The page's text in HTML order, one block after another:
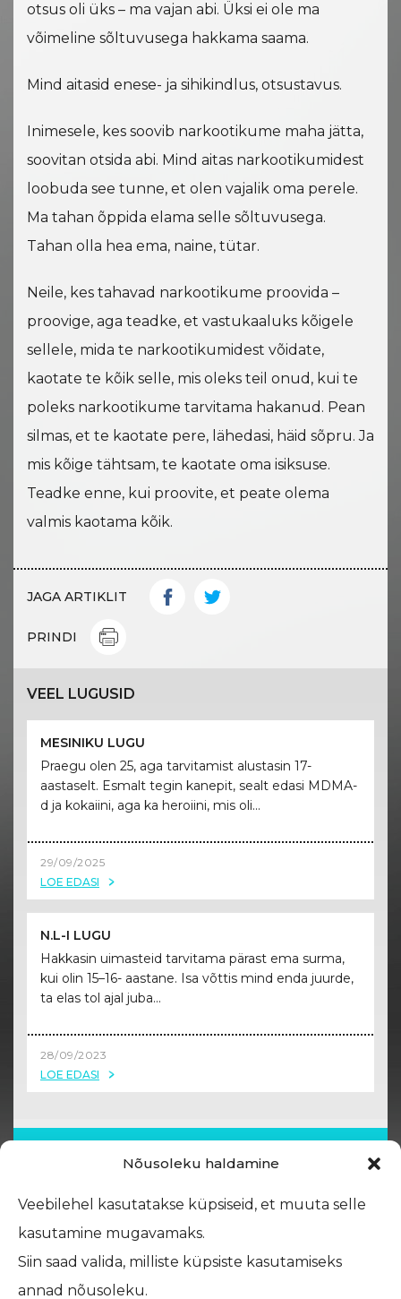
Nõusoleku haldamine
Veebilehel kasutatakse küpsiseid, et muuta selle
kasutamine mugavamaks.
Siin saad valida, milliste küpsiste kasutamiseks
annad nõusoleku.
otsus oli üks – ma vajan abi. Üksi ei ole ma
võimeline sõltuvusega hakkama saama.
Mind aitasid enese- ja sihikindlus, otsustavus.
Inimesele, kes soovib narkootikume maha jätta,
soovitan otsida abi. Mind aitas narkootikumidest
loobuda see tunne, et olen vajalik oma perele.
Ma tahan õppida elama selle sõltuvusega.
Tahan olla hea ema, naine, tütar.
Neile, kes tahavad narkootikume proovida –
proovige, aga teadke, et vastukaaluks kõigele
sellele, mida te narkootikumidest võidate,
kaotate te kõik selle, mis oleks teil onud, kui te
poleks narkootikume tarvitama hakanud. Pean
silmas, et te kaotate pere, lähedasi, häid sõpru. Ja
mis kõige tähtsam, te kaotate oma isiksuse.
Teadke enne, kui proovite, et peate olema
valmis kaotama kõik.
JAGA ARTIKLIT
PRINDI
VEEL LUGUSID
MESINIKU LUGU
Praegu olen 25, aga tarvitamist alustasin 17-
aastaselt. Esmalt tegin kanepit, sealt edasi MDMA-
d ja kokaiini, aga ka heroiini, mis oli...
29/09/2025
LOE EDASI
N.L-I LUGU
Hakkasin uimasteid tarvitama pärast ema surma,
kui olin 15–16- aastane. Isa võttis mind enda juurde,
ta elas tol ajal juba...
28/09/2023
LOE EDASI